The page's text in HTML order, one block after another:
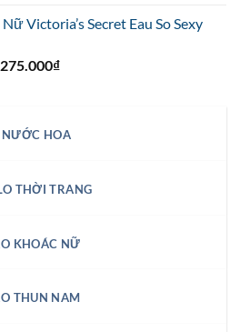
tại
99.000₫.
Victoria’s Secret Eau So Sexy
Giá
275.000₫Giá
275.000₫.
NƯỚC HOA
THỜI TRANG
KHOÁC NỮ
THUN NAM